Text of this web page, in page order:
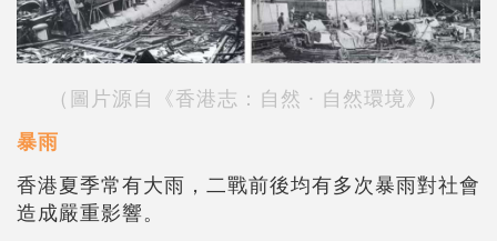
（圖片源自《香港志：自然 · 自然環境》）
暴雨
香港夏季常有大雨，二戰前後均有多次暴雨對社會
造成嚴重影響。